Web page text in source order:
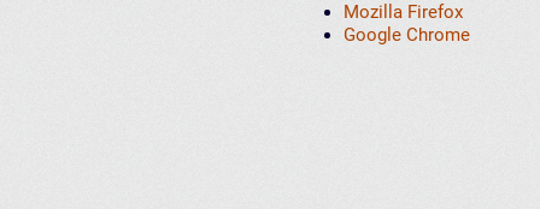
Mozilla Firefox
Google Chrome